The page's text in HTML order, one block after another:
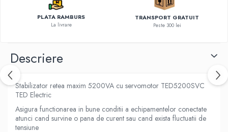
PLATA RAMBURS
La livrare
TRANSPORT GRATUIT
Peste 300 lei
Descriere
Stabilizator retea maxim 5200VA cu servomotor TED5200SVC
TED Electric
Asigura functionarea in bune conditii a echipamentelor conectate
atunci cand survine o pana de curent sau cand exista fluctuatii de
tensiune